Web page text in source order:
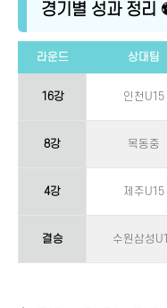
경기별 성과 정리
라운드 상대팀
16강 인천U15
8강 목동중
4강 제주U15
결승 수원삼성